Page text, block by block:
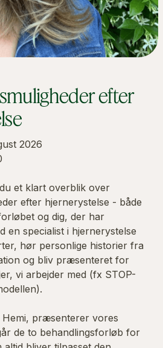
efter
2026
et klart overblik over
efter hjernerystelse - både
og dig, der har
en specialist i hjernerystelse
hør personlige historier fra
og bliv præsenteret for
vi arbejder med (fx STOP-
Hemi, præsenterer vores
de to behandlingsforløb for